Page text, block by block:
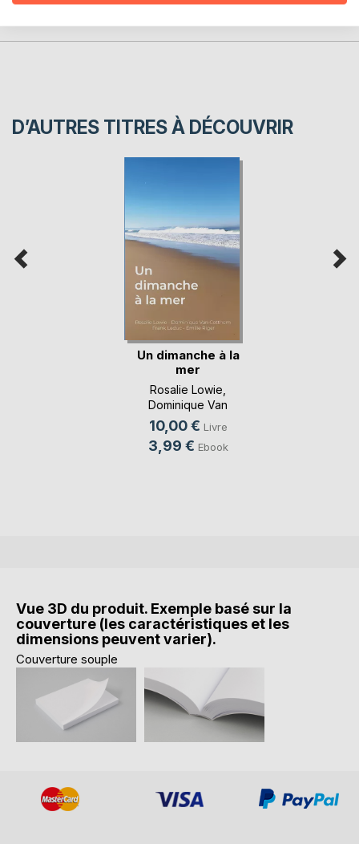
D’AUTRES TITRES À DÉCOUVRIR
Un dimanche à la
mer
Rosalie Lowie
Dominique Van
Cotthem
10,00 € Livre
3,99 € Ebook
Vue 3D du produit. Exemple basé sur la
couverture (les caractéristiques et les
dimensions peuvent varier).
Couverture souple